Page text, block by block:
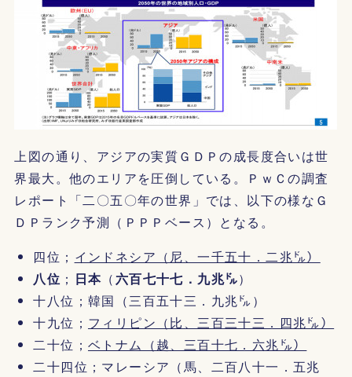
上図の通り、アジアの実質ＧＤＰの成長度合いは世
界最大。他のエリアを圧倒している。ＰｗＣの調査
レポート「二〇五〇年の世界」では、以下の様なＧ
ＤＰランク予測（ＰＰＰベース）となる。
四位； インドネシア（尼、一千五十．二兆㌦）
八位 ； 日本 （六百七十七．九兆㌦）
十八位；韓国（三百五十三．九兆㌦）
十九位； フィリピン（比、三百三十三．四兆㌦）
二十位； ベトナム（越、三百十七．六兆㌦）
二十四位；マレーシア（馬、二百八十一．五兆